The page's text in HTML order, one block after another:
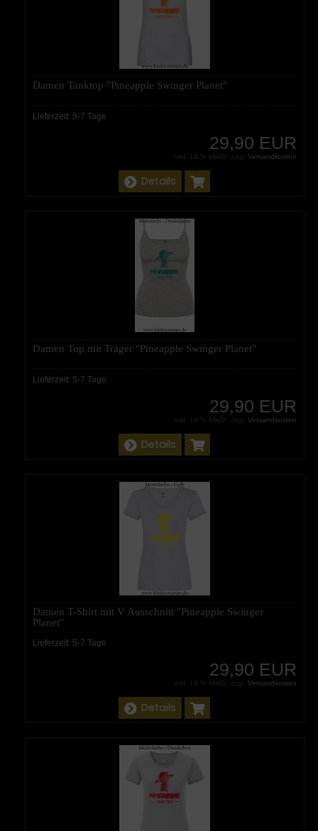
Damen Tanktop "Pineapple Swinger Planet"
Lieferzeit: 5-7 Tage
29,90 EUR
inkl. 19 % MwSt. zzgl. Versandkosten
Details
Damen Top mit Träger "Pineapple Swinger Planet"
Lieferzeit: 5-7 Tage
29,90 EUR
inkl. 19 % MwSt. zzgl. Versandkosten
Details
Damen T-Shirt mit V Ausschnitt "Pineapple Swinger
Planet"
Lieferzeit: 5-7 Tage
29,90 EUR
inkl. 19 % MwSt. zzgl. Versandkosten
Details